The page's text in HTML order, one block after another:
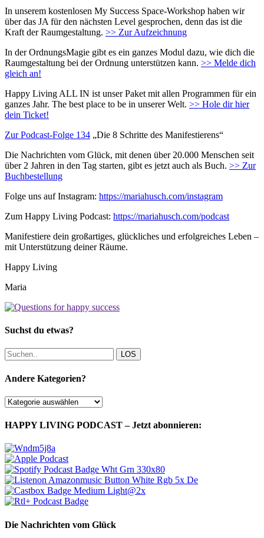
In unserem kostenlosen My Success Space-Workshop haben wir
über das JA für den nächsten Level gesprochen, denn das ist die
Kraft der Raumgestaltung. >> Zur Aufzeichnung
In der OrdnungsMagie gibt es ein ganzes Modul dazu, wie dich die
Raumgestaltung bei der Ordnung unterstützen kann. >> Melde dich
gleich an!
Happy Living ALL IN ist unser Paket mit allen Programmen für ein
ganzes Jahr. The best place to be in unserer Welt. >> Hole dir hier
dein Ticket!
Zur Podcast-Folge 134 „Die 8 Schritte des Manifestierens“
Die Nachrichten vom Glück, mit denen über 20.000 Menschen seit
über 2 Jahren in den Tag starten, gibt es jetzt auch als Buch. >> Zur
Buchbestellung
Folge uns auf Instagram: https://mariahusch.com/instagram
Zum Happy Living Podcast: https://mariahusch.com/podcast
Manifestiere dein großartiges, glückliches und erfolgreiches Leben –
mit Unterstützung deiner Räume.
Happy Living
Maria
Suchst du etwas?
LOS
Andere Kategorien?
Andere
HAPPY LIVING PODCAST – Jetzt abonnieren:
Die Nachrichten vom Glück